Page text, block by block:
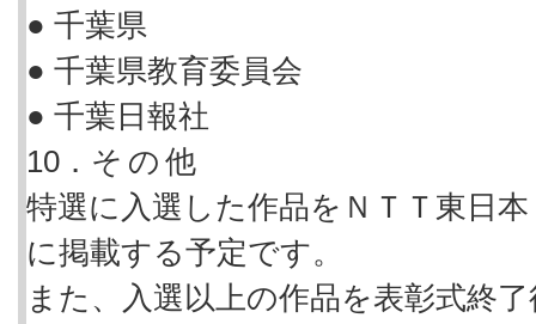
● 千葉県
● 千葉県教育委員会
● 千葉日報社
10． その他
特選に入選した作品をＮＴＴ東日
に掲載する予定です。
また、入選以上の作品を表彰式終